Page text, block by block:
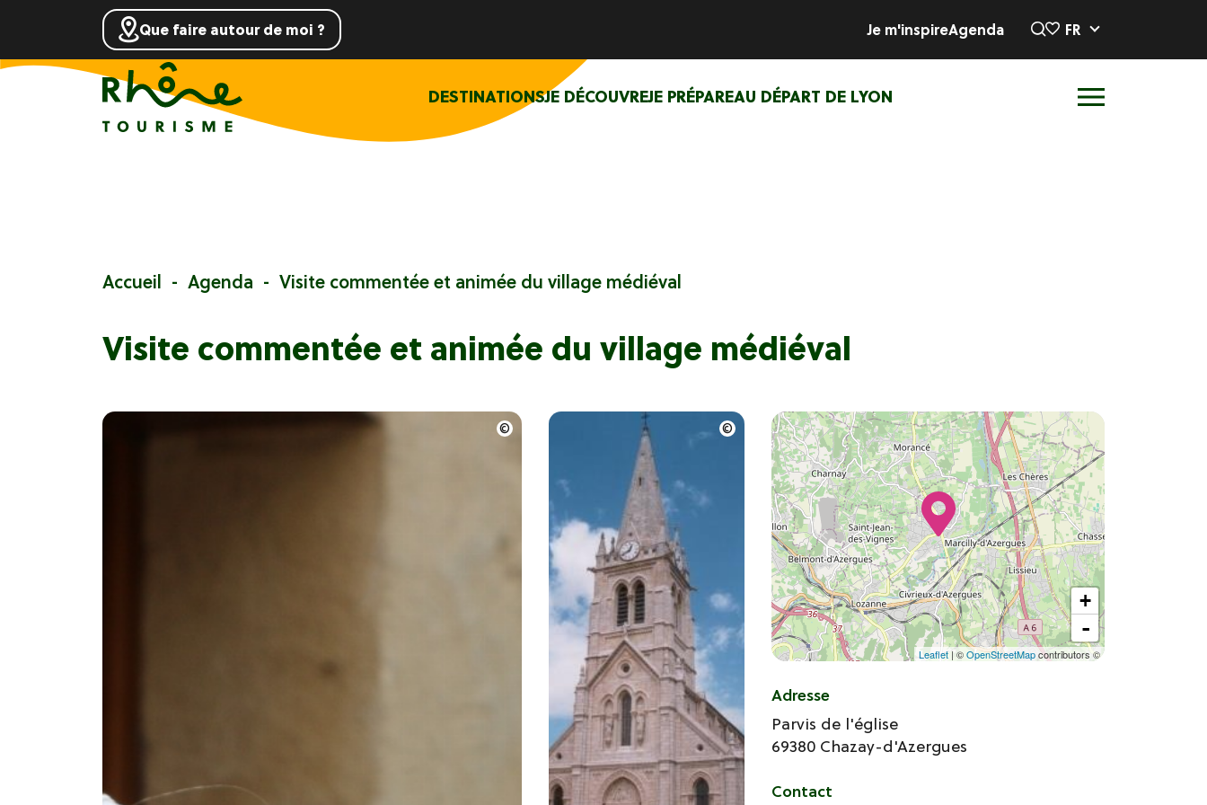
DESTINATIONSJE DÉCOUVREJE PRÉPAREAU DÉPART DE LYON
Que faire autour de moi ? Je m'inspireAgenda FR
Accueil Agenda Visite commentée et animée du village médiéval
Visite commentée et animée du village médiéval
+
-
Leaflet | ©OpenStreetMapcontributors ©
Adresse
Parvis de l'église
69380 Chazay-d'Azergues
Contact